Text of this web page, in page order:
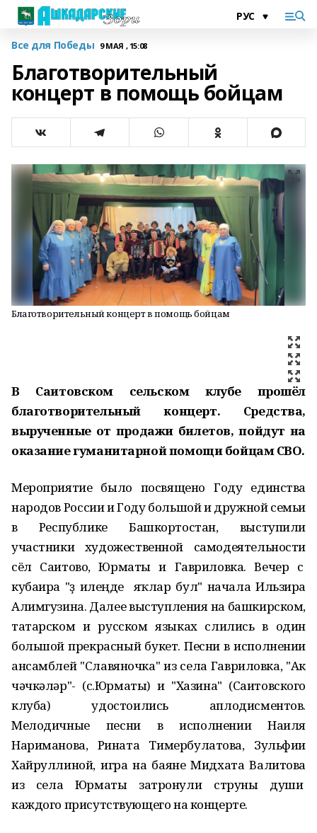
Все для Победы 9 МАЯ , 15:08
Благотворительный
концерт в помощь бойцам
Благотворительный концерт в помощь бойцам
В Саитовском сельском клубе прошёл
благотворительный концерт. Средства,
вырученные от продажи билетов, пойдут на
оказание гуманитарной помощи бойцам СВО.
Мероприятие было посвящено Году единства
народов России и Году большой и дружной семьи
в Республике Башкортостан, выступили
участники художественной самодеятельности
сёл Саитово, Юрматы и Гавриловка. Вечер с
кубаира "Үҙ илеңде яҡлар бул" начала Ильзира
Алимгузина. Далее выступления на башкирском,
татарском и русском языках слились в один
большой прекрасный букет. Песни в исполнении
ансамблей "Славяночка" из села Гавриловка, "Ак
чәчкәләр"- (с.Юрматы) и "Хазина" (Саитовского
клуба) удостоились аплодисментов.
Мелодичные песни в исполнении Наиля
Нариманова, Рината Тимербулатова, Зульфии
Хайруллиной, игра на баяне Мидхата Валитова
из села Юрматы затронули струны души
каждого присутствующего на концерте.